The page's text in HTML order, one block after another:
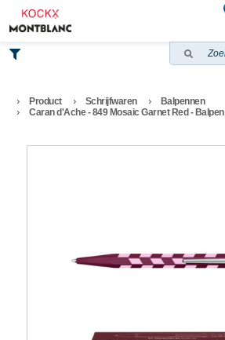
Product Schrijfwaren
Balpennen
Caran d'Ache - 849 Mosaic Garnet Red - Balpen